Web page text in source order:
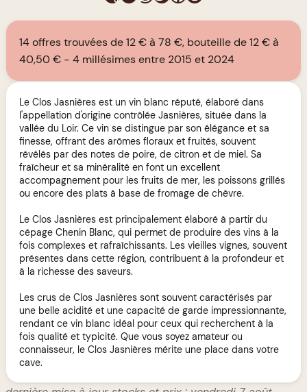
14 offres trouvées de 12 € à 78 €, bouteille de 12 € à
40,50 €
4 millésimes entre 2015 et 2024
Le Clos Jasnières est un vin blanc réputé, élaboré dans
l'appellation d'origine contrôlée Jasnières, située dans la
vallée du Loir. Ce vin se distingue par son élégance et sa
finesse, offrant des arômes floraux et fruités, souvent
révélés par des notes de poire, de citron et de miel. Sa
fraîcheur et sa minéralité en font un excellent
accompagnement pour les fruits de mer, les poissons grillés
ou encore des plats à base de fromage de chèvre.
Le Clos Jasnières est principalement élaboré à partir du
cépage Chenin Blanc, qui permet de produire des vins à la
fois complexes et rafraîchissants. Les vieilles vignes, souvent
présentes dans cette région, contribuent à la profondeur et
à la richesse des saveurs.
Les crus de Clos Jasnières sont souvent caractérisés par
une belle acidité et une capacité de garde impressionnante,
rendant ce vin blanc idéal pour ceux qui recherchent à la
fois qualité et typicité. Que vous soyez amateur ou
connaisseur, le Clos Jasnières mérite une place dans votre
cave.